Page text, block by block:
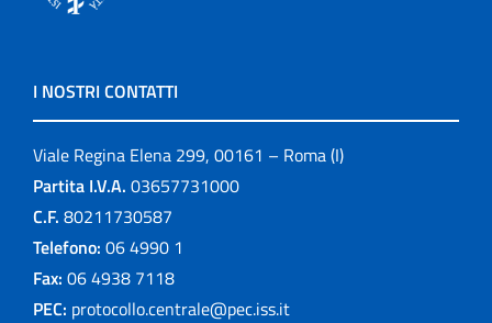
I NOSTRI CONTATTI
Viale Regina Elena 299, 00161 – Roma (I)
Partita I.V.A. 03657731000
C.F. 80211730587
Telefono: 06 4990 1
Fax: 06 4938 7118
PEC: protocollo.centrale@pec.iss.it